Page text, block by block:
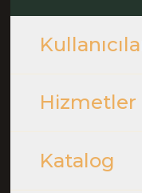
Hizmetler
Katalog